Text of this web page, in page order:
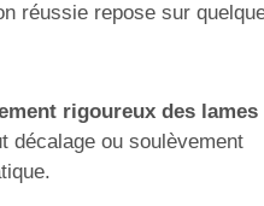
réussie repose sur
rigoureux des lames
décalage ou soulèvement